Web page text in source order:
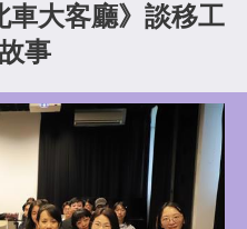
車大客廳》談移工
事